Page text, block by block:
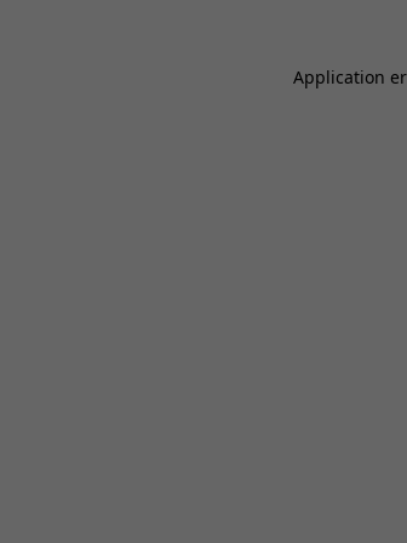
Application